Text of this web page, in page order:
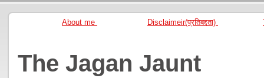
About me Disclaimeir(प्रतिबद्दता)
The Jagan Jaunt